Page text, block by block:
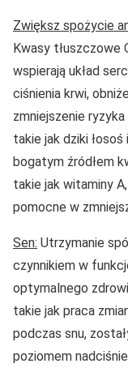
Zwiększ spożycie
Kwasy tłuszczowe
wspierają układ
ciśnienia krwi,
zmniejszenie
takie jak dziki
bogatym źródłem
takie jak witaminy
pomocne w
Sen: Utrzymanie
czynnikiem w
optymalnego
takie jak praca
podczas snu,
poziomem